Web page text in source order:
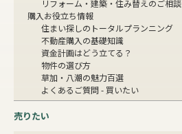
リフォーム・建築・住み替えのご相談
購入お役立ち情報
住まい探しのトータルプランニング
不動産購入の基礎知識
資金計画はどう立てる？
物件の選び方
草加・八潮の魅力百選
よくあるご質問 - 買いたい
売りたい